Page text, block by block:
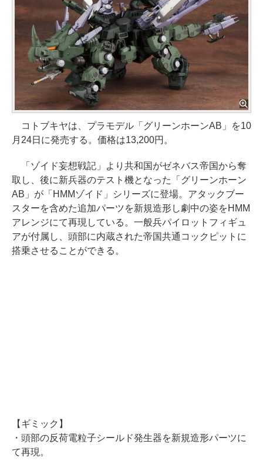
コトブキヤは、プラモデル「グリーンホーンAB」を10
月24日に発売する。価格は13,200円。
「ゾイド妄想戦記」より共和国がゼネバス帝国から奪
取し、後に新兵器のテスト機となった「グリーンホーン
AB」が「HMMゾイド」シリーズに登場。アタックブー
スターを含めた追加パーツを新規造形し劇中の姿をHMM
アレンジにて再現している。一般兵パイロットフィギュ
アが付属し、頭部に内蔵された帝国共通コックピットに
搭乗させることができる。
【ギミック】
・頭部の反荷電粒子シールド発生器を新規造形パーツに
て再現。